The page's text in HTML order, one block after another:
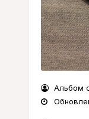
Альбом